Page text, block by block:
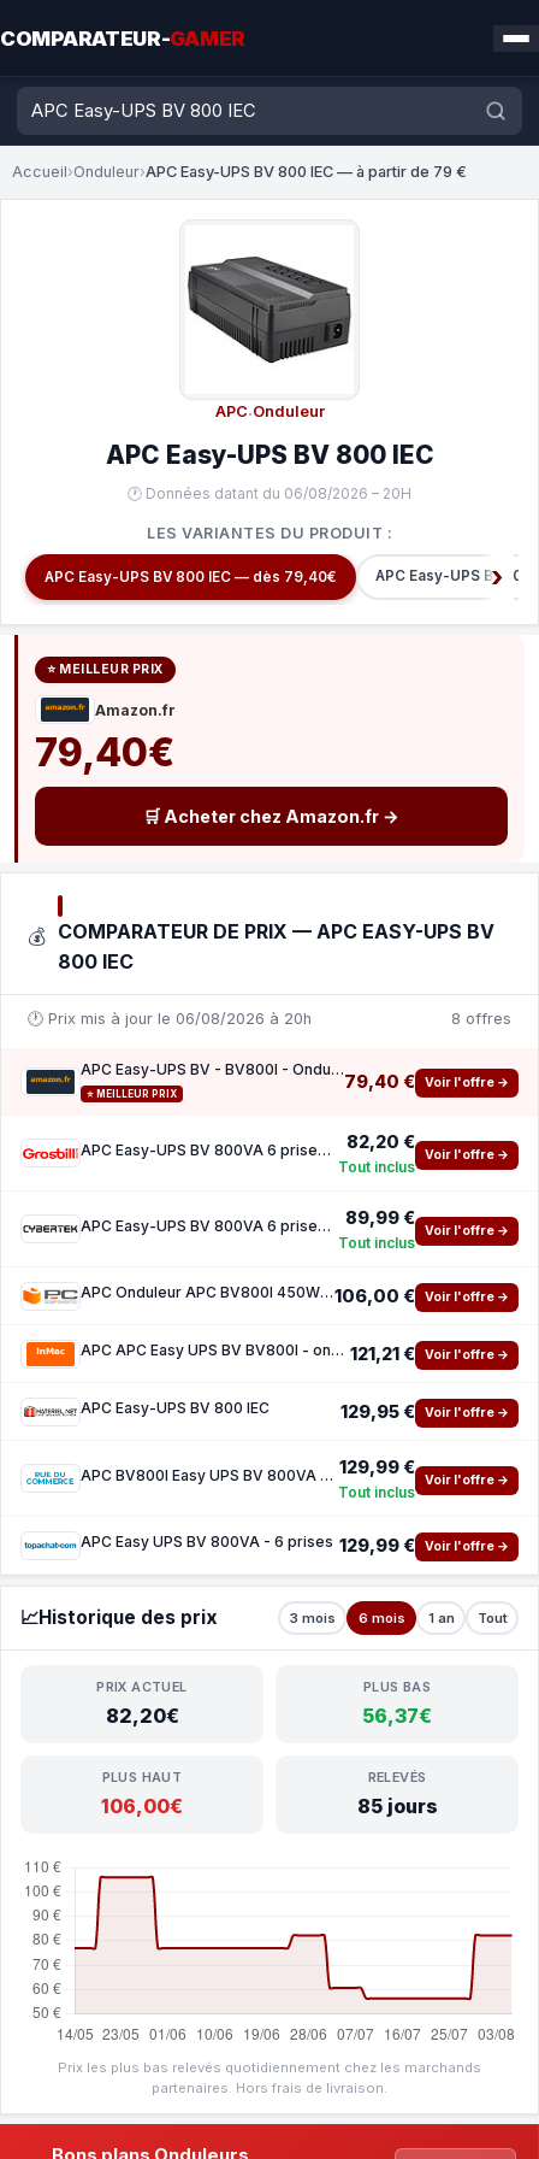
COMPARATEUR-GAMER
Accueil›Onduleur›APC Easy-UPS BV 800 IEC — à partir de 79 €
APC·Onduleur
APC Easy-UPS BV 800 IEC
🕐 Données datant du 06/08/2026 – 20H
LES VARIANTES DU PRODUIT :
APC Easy-UPS BV 800 IEC — dès 79,40€ APC Easy-UPS BV
⭐ MEILLEUR PRIX
Amazon.fr
79,40€
🛒 Acheter chez Amazon.fr →
💰 COMPARATEUR DE PRIX — APC EASY-UPS BV
800 IEC
🕐 Prix mis à jour le 06/08/2026 à 20h 8 offres
APC Easy-UPS BV - BV800I - Onduleur 800VA (AVR, 6 Prises IEC)
⭐ MEILLEUR PRIX
79,40 € Voir l'offre →
APC Easy-UPS BV 800VA 6 prises BV800I - IEC 82,20 €
Tout inclus
Voir l'offre →
APC Easy-UPS BV 800VA 6 prises BV800I - IEC 89,99 €
Tout inclus
Voir l'offre →
APC Onduleur APC BV800I 450W 800VA106,00 € Voir l'offre →
APC APC Easy UPS BV BV800I - onduleur - 450 Watt - 800 VA 121,21 € Voir l'offre →
APC Easy-UPS BV 800 IEC 129,95 € Voir l'offre →
APC BV800I Easy UPS BV 800VA AVR IEC 230V 129,99 €
Tout inclus
Voir l'offre →
APC Easy UPS BV 800VA - 6 prises 129,99 € Voir l'offre →
📈Historique des prix 3 mois 6 mois 1 an Tout
PRIX ACTUEL
82,20€
PLUS BAS
56,37€
PLUS HAUT
106,00€
RELEVÉS
85 jours
Prix les plus bas relevés quotidiennement chez les marchands
partenaires. Hors frais de livraison.